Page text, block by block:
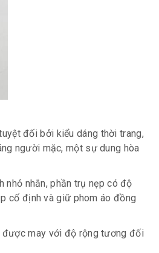
đối bởi kiểu dáng thời trang,
người mặc, một sự dung hòa
nhỏ nhắn, phần trụ nẹp có độ
cố định và giữ phom áo đồng
được may với độ rộng tương đối